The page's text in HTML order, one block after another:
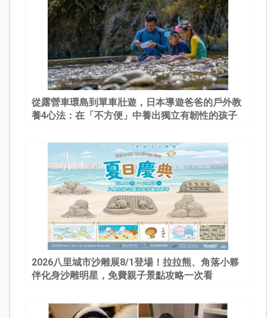
從露營車環島到單車壯遊，日本導遊爸爸的戶外教
養4心法：在「不方便」中養出獨立有韌性的孩子
2026八里城市沙雕展8/1登場！拉拉熊、角落小夥
伴化身沙雕明星，免費親子景點攻略一次看